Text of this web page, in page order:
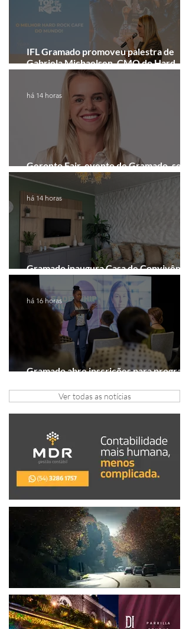
IFL Gramado promoveu palestra de
Gabriela Michaelsen, CMO do Hard
Rock Cafe Gramado
Geronto Fair, evento de Gramado, será
realizada em formato digital
há 14 horas
Gramado inaugura Casa de Convivência
dedicada às mulheres
há 14 horas
Gramado abre inscrições para programa
há 16 horas
Ver todas as notícias